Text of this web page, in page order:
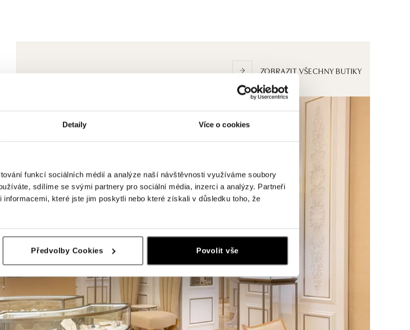
Detaily Více o cookies
funkcí sociálních médií a analýze naší návštěvnosti využíváme soubory
sdílíme se svými partnery pro sociální média, inzerci a analýzy. Partneři
které jste jim poskytli nebo které získali v důsledku toho, že
Předvolby Cookies Povolit vše
ZOBRAZIT VŠECHNY BUTIKY